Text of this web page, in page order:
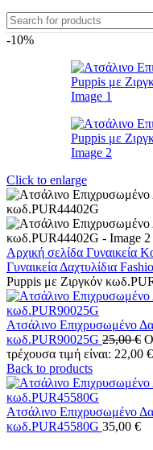
-10%
Click to enlarge
Αρχική σελίδα Γυναικεία
Γυναικεία Δαχτυλίδια
Puppis με Ζιργκόν
Ατσάλινο Επιχρυσωμένο
κωδ.PUR90025G 25,00€
τρέχουσα τιμή είναι: 22,00
Back to products
Ατσάλινο Επιχρυσωμένο
κωδ.PUR45580G 35,00 €